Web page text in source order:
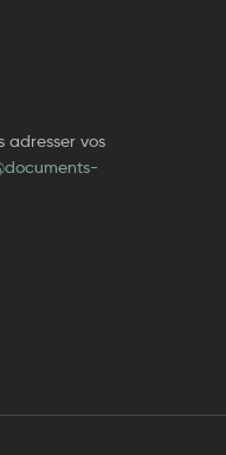
adresser vos